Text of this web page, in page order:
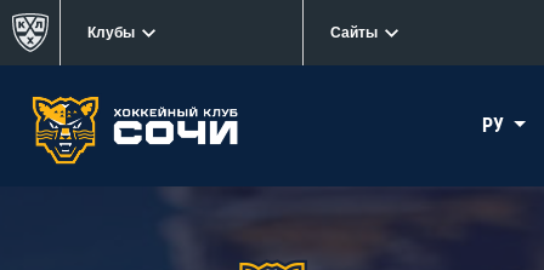
Клубы Сайты
РУ